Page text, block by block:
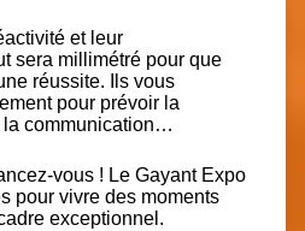
et leur
sera millimétré pour que
réussite. Ils vous
pour prévoir la
la communication…
vous ! Le Gayant Expo
pour vivre des moments
exceptionnel.